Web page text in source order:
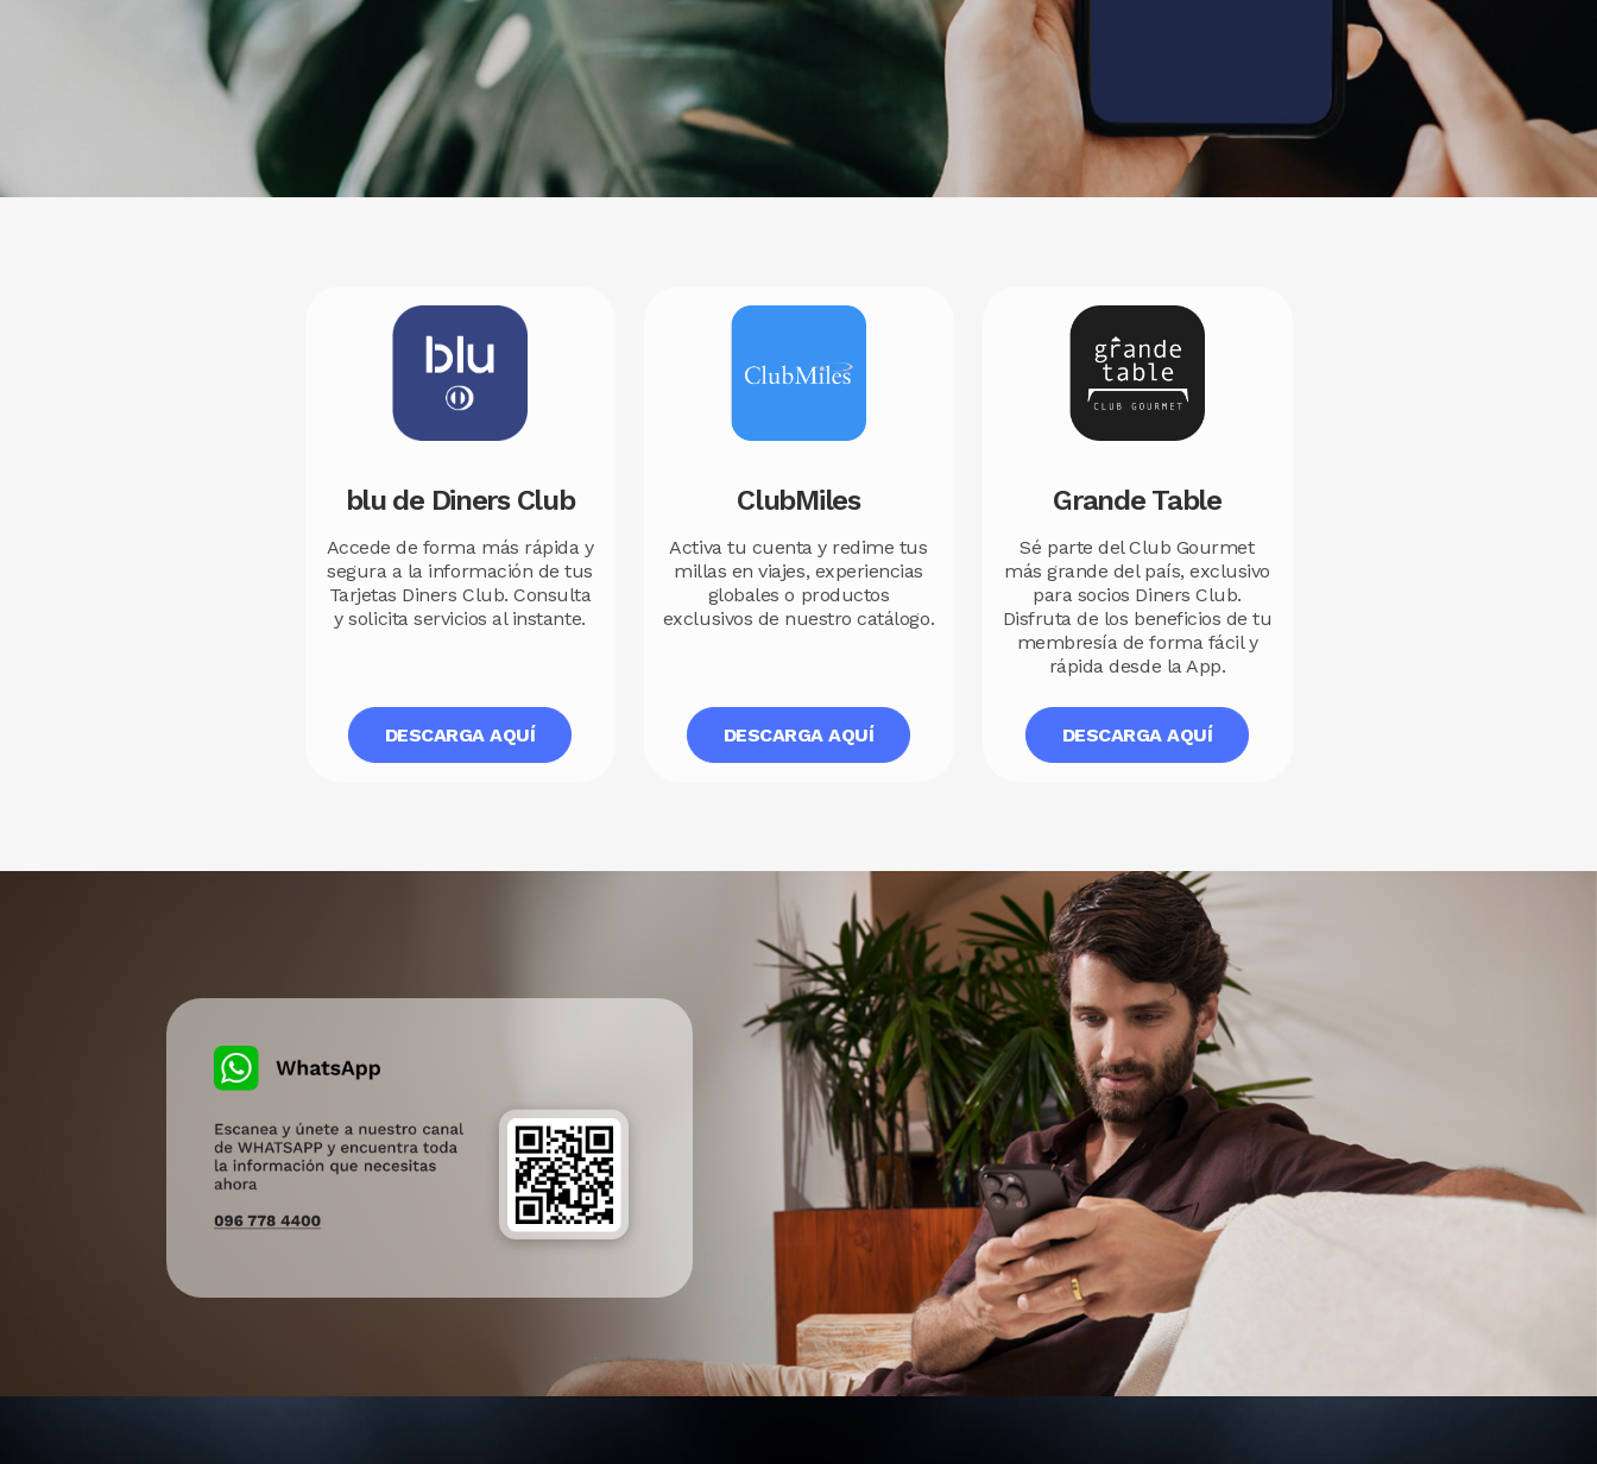
Image
blu de Diners Club
Accede de forma más rápida y
segura a la información de tus
Tarjetas Diners Club. Consulta
y solicita servicios al instante.
DESCARGA AQUÍ
Image
ClubMiles
Activa tu cuenta y redime tus
millas en viajes, experiencias
globales o productos
exclusivos de nuestro catálogo.
DESCARGA AQUÍ
Image
Grande Table
Sé parte del Club Gourmet
más grande del país, exclusivo
para socios Diners Club.
Disfruta de los beneficios de tu
membresía de forma fácil y
rápida desde la App.
DESCARGA AQUÍ
Image